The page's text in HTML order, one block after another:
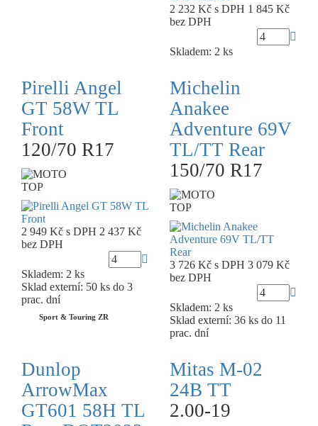
2 232 Kč s DPH 1 845 Kč
bez DPH
Skladem: 2 ks
Pirelli Angel
GT 58W TL
Front
120/70 R17
TOP
2 949 Kč s DPH 2 437 Kč
bez DPH
Skladem: 2 ks
Sklad externí: 50 ks do 3
prac. dní
Sport & Touring ZR
Michelin
Anakee
Adventure 69V
TL/TT Rear
150/70 R17
TOP
3 726 Kč s DPH 3 079 Kč
bez DPH
Skladem: 2 ks
Sklad externí: 36 ks do 11
prac. dní
Dunlop
ArrowMax
GT601 58H TL
Mitas M-02
24B TT
2.00-19